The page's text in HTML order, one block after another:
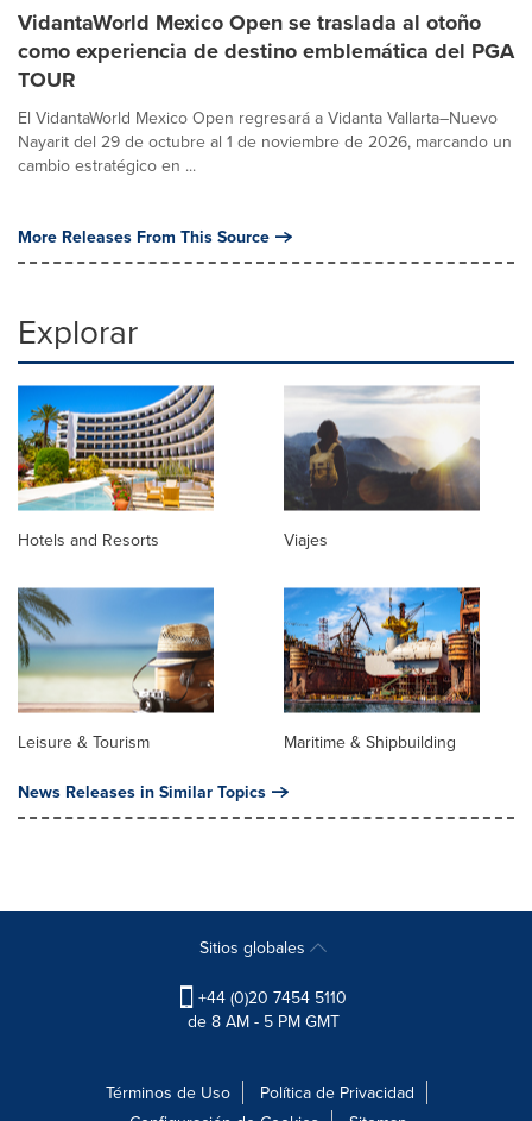
VidantaWorld Mexico Open se traslada al otoño
como experiencia de destino emblemática del PGA
TOUR
El VidantaWorld Mexico Open regresará a Vidanta Vallarta–Nuevo
Nayarit del 29 de octubre al 1 de noviembre de 2026, marcando un
cambio estratégico en ...
More Releases From This Source
Explorar
Hotels and Resorts Viajes
Leisure & Tourism Maritime & Shipbuilding
News Releases in Similar Topics
Sitios globales
+44 (0)20 7454 5110
de 8 AM - 5 PM GMT
Términos de Uso
Política de Privacidad